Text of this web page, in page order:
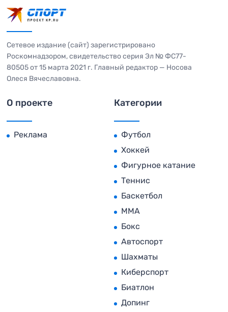
Сетевое издание (сайт) зарегистрировано
Роскомнадзором, свидетельство серия Эл № ФС77-
80505 от 15 марта 2021 г. Главный редактор — Носова
Олеся Вячеславовна.
О проекте
Реклама
Категории
Футбол
Хоккей
Фигурное катание
Теннис
Баскетбол
MMA
Бокс
Автоспорт
Шахматы
Киберспорт
Биатлон
Допинг